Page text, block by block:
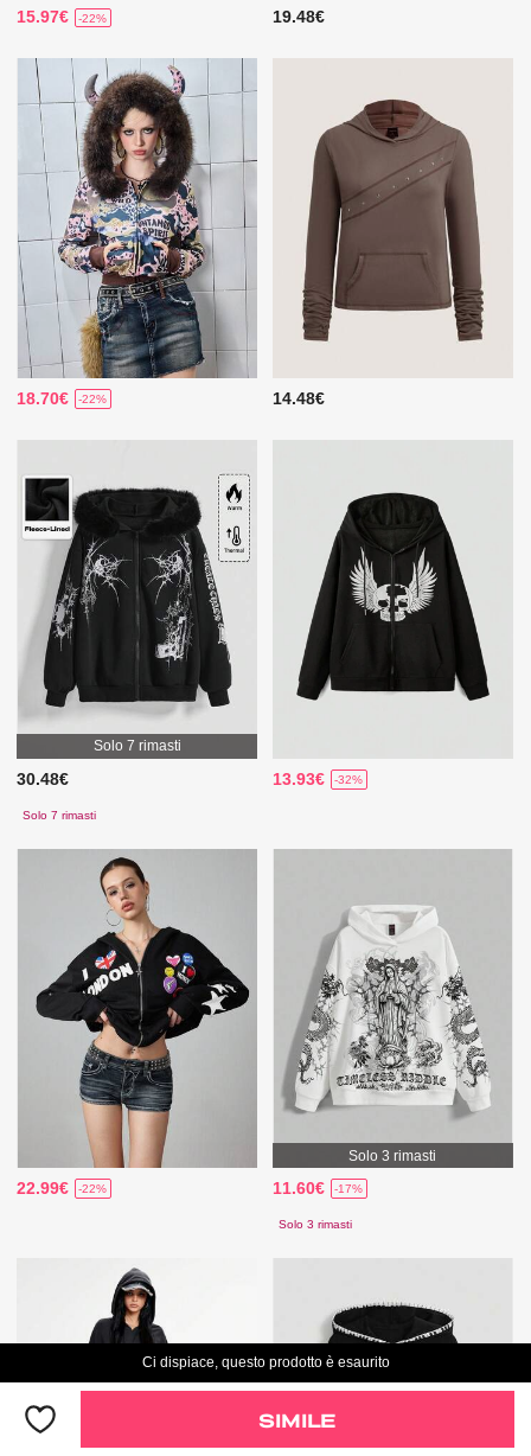
15.97€ -22% 19.48€
18.70€ -22% 14.48€
Solo 7 rimasti
30.48€
Solo 7 rimasti
13.93€ -32%
22.99€ -22%
Solo 3 rimasti
11.60€ -17%
Solo 3 rimasti
Ci dispiace, questo prodotto è esaurito
SIMILE